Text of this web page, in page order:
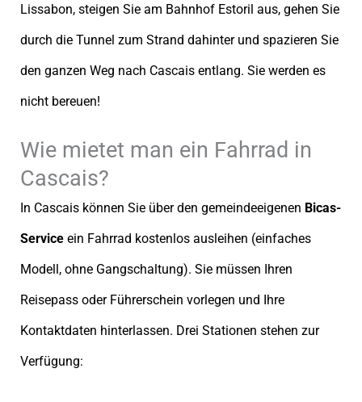
Lissabon, steigen Sie am Bahnhof Estoril aus, gehen Sie
durch die Tunnel zum Strand dahinter und spazieren Sie
den ganzen Weg nach Cascais entlang. Sie werden es
nicht bereuen!
Wie mietet man ein Fahrrad in
Cascais?
In Cascais können Sie über den gemeindeeigenen Bicas-
Service ein Fahrrad kostenlos ausleihen (einfaches
Modell, ohne Gangschaltung). Sie müssen Ihren
Reisepass oder Führerschein vorlegen und Ihre
Kontaktdaten hinterlassen. Drei Stationen stehen zur
Verfügung: